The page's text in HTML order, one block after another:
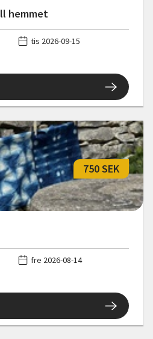
hemmet
tis 2026-09-15
750 SEK
fre 2026-08-14